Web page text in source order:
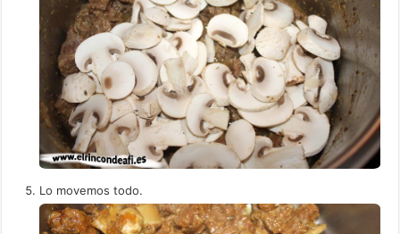
Lo movemos todo.